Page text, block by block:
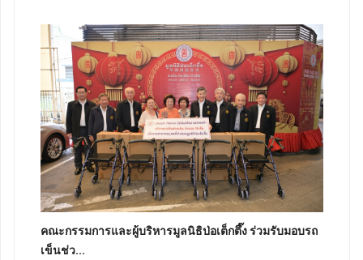
คณะกรรมการและผู้บริหารมูลนิธิป่อเต็กตึ๊ง ร่วมรับมอบรถ
เข็นช่ว...